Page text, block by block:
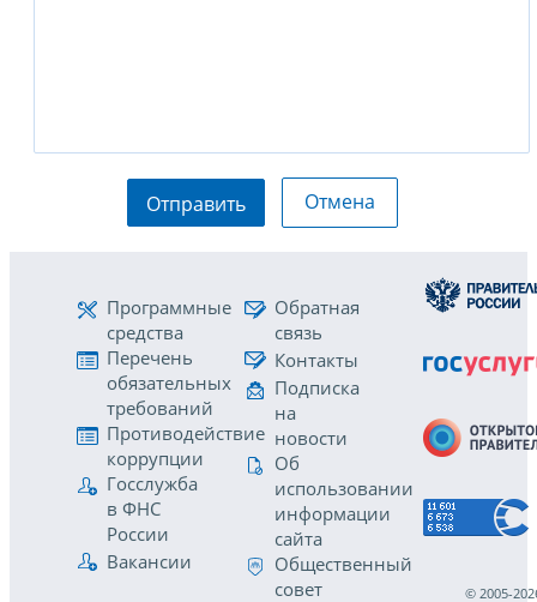
Отправить Отмена
Программные
средства
Перечень
обязательных
требований
Противодействие
коррупции
Госслужба
в ФНС
России
Вакансии
Обратная
связь
Контакты
Подписка
на
новости
Об
использовании
информации
сайта
Общественный
совет
© 2005-